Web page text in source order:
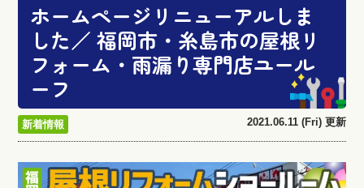
ホームページリニューアルしま
した／ 福岡市・糸島市の屋根リ
フォーム・雨漏り専門店ユール
ーフ
新着情報 2021.06.11 (Fri) 更新